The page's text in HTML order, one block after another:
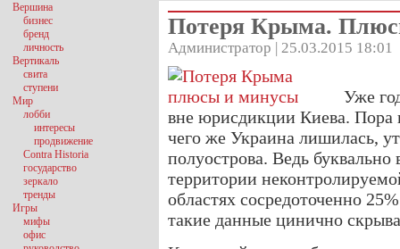
Потеря Крыма.
Администратор | 25.03.2015 18:01
Уже
вне юрисдикции Киева. Пора
чего же Украина лишилась,
полуострова. Ведь
территории
областях сосредоточенно
такие данные цинично
Вершина
бизнес
бренд
личность
Вертикаль
свита
ступени
Мир
лобби
интересы
продвижение
Contra Historia
государство
зеркало
тренды
Игры
мифы
офис